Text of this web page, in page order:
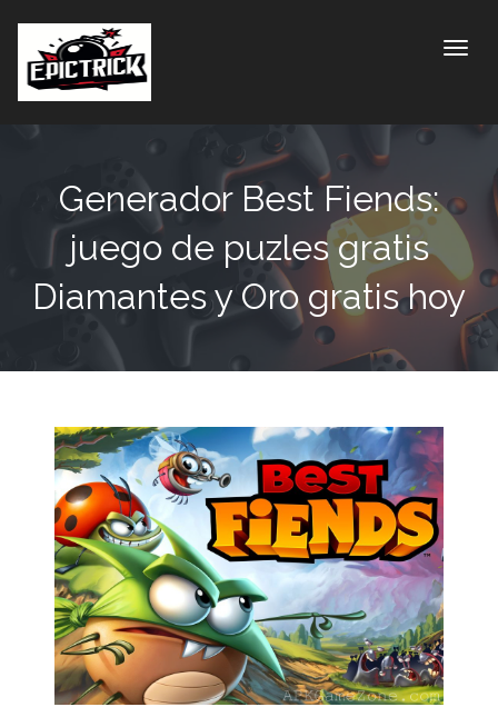
Generador Best Fiends:
juego de puzles gratis
Diamantes y Oro gratis hoy